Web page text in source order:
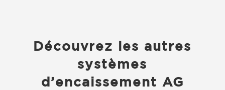
Découvrez les autres
systèmes
d’encaissement AG